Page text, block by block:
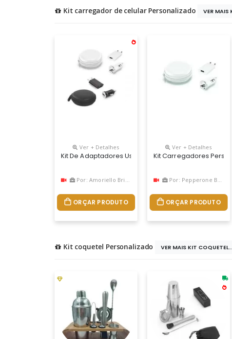
Kit carregador de celular Personalizado VER MAIS
Ver + Detalhes
Kit De Adaptadores Usb. Abs. Incluso Adaptador De
Por: Amoriello Brindes
ORÇAR PRODUTO
Ver + Detalhes
Kit Carregadores
Por: Pepperone Brindes
ORÇAR PRODUTO
Kit coquetel Personalizado VER MAIS KIT